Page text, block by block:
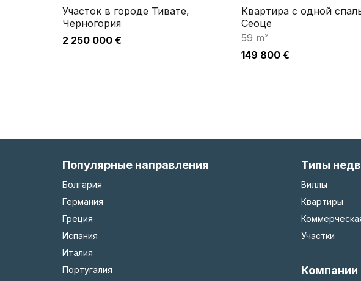
Участок в городе Тивате,
Черногория
2 250 000 €
Квартира c одной
Сеоце
59 m²
149 800 €
Популярные направления
Болгария
Германия
Греция
Испания
Италия
Португалия
Типы
Виллы
Квартиры
Участки
Компании